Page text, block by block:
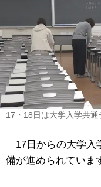
17・18日は大学入学共
17日からの大学入
備が進められていま